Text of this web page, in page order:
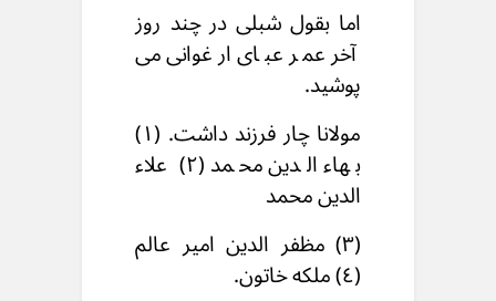
اما بقول شبلی در چند روز
آخر عمر عبای ارغوانی می
پوشید.
مولانا چار فرزند داشت. (۱)
بهاء الدين محمد (۲) علاء
الدین محمد
(۳) مظفر الدین امیر عالم
(٤) ملکه خاتون.